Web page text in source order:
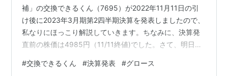
補」の交換できるくん（7695）が2022年11月11日の引
け後に2023年3月期第2四半期決算を発表しましたので、
私なりにほっこり解説していきます。ちなみに、決算発
直前の株価は4985円（11/11終値)でした。さて、明日の
2022年11月時点のものです。 おさらい 2023年3月期第2
#交換できるくん #決算発表 #グロース